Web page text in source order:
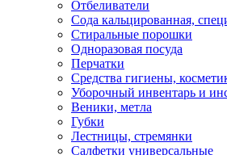
Отбеливатели
Сода кальцированная,
Стиральные порошки
Одноразовая посуда
Перчатки
Средства гигиены,
Уборочный инвентарь и
Веники, метла
Губки
Лестницы, стремянки
Салфетки универсальные